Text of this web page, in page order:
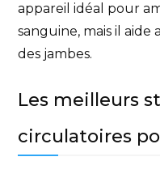
appareil idéal pour
sanguine, mais il aide
des jambes.
Les meilleurs
circulatoires